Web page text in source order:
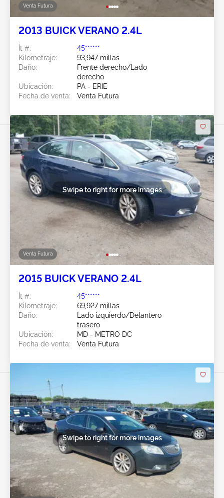
Venta Futura
2013 BUICK VERANO 2.4L
Ít #:
45******
Kilometraje:
93,947 millas
Daño:
Frente derecho/Lado
derecho
Ubicación:
PA - ERIE
Fecha de venta:
Venta Futura
Venta Futura
Swipe to right for more images
2015 BUICK VERANO 2.4L
Ít #:
45******
Kilometraje:
69,927 millas
Daño:
Lado izquierdo/Delantero
trasero
Ubicación:
MD - METRO DC
Fecha de venta:
Venta Futura
Swipe to right for more images